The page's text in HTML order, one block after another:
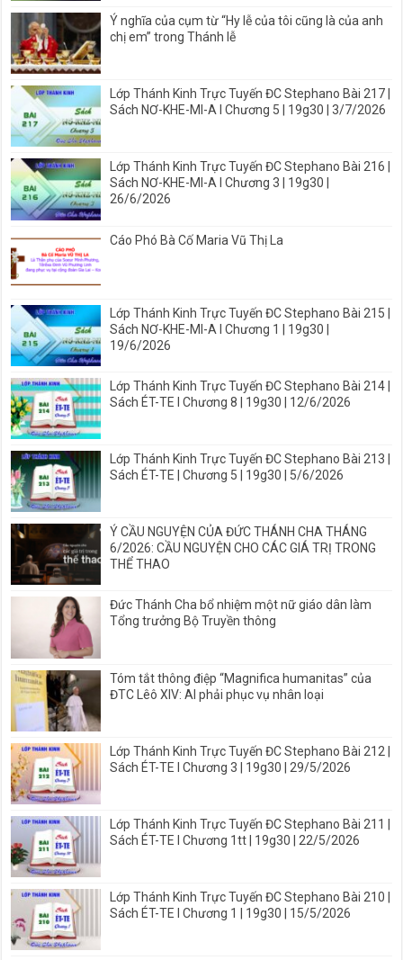
Ý nghĩa của cụm từ “Hy lễ của tôi cũng là của anh
chị em” trong Thánh lễ
Lớp Thánh Kinh Trực Tuyến ĐC Stephano Bài 217 |
Sách NƠ-KHE-MI-A I Chương 5 | 19g30 | 3/7/2026
Lớp Thánh Kinh Trực Tuyến ĐC Stephano Bài 216 |
Sách NƠ-KHE-MI-A I Chương 3 | 19g30 |
26/6/2026
Cáo Phó Bà Cố Maria Vũ Thị La
Lớp Thánh Kinh Trực Tuyến ĐC Stephano Bài 215 |
Sách NƠ-KHE-MI-A I Chương 1 | 19g30 |
19/6/2026
Lớp Thánh Kinh Trực Tuyến ĐC Stephano Bài 214 |
Sách ÉT-TE I Chương 8 | 19g30 | 12/6/2026
Lớp Thánh Kinh Trực Tuyến ĐC Stephano Bài 213 |
Sách ÉT-TE | Chương 5 | 19g30 | 5/6/2026
Ý CẦU NGUYỆN CỦA ĐỨC THÁNH CHA THÁNG
6/2026: CẦU NGUYỆN CHO CÁC GIÁ TRỊ TRONG
THỂ THAO
Đức Thánh Cha bổ nhiệm một nữ giáo dân làm
Tổng trưởng Bộ Truyền thông
Tóm tắt thông điệp “Magnifica humanitas” của
ĐTC Lêô XIV: AI phải phục vụ nhân loại
Lớp Thánh Kinh Trực Tuyến ĐC Stephano Bài 212 |
Sách ÉT-TE I Chương 3 | 19g30 | 29/5/2026
Lớp Thánh Kinh Trực Tuyến ĐC Stephano Bài 211 |
Sách ÉT-TE I Chương 1tt | 19g30 | 22/5/2026
Lớp Thánh Kinh Trực Tuyến ĐC Stephano Bài 210 |
Sách ÉT-TE I Chương 1 | 19g30 | 15/5/2026